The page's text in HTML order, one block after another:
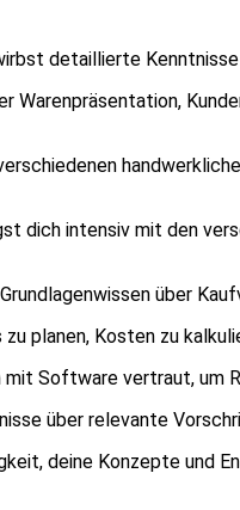
detaillierte
Warenpräsentation,
dich intensiv mit den
über
planen, Kosten zu
Software vertraut, um
über relevante
deine Konzepte und